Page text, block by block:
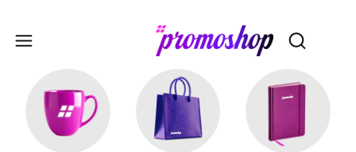
Otwórz